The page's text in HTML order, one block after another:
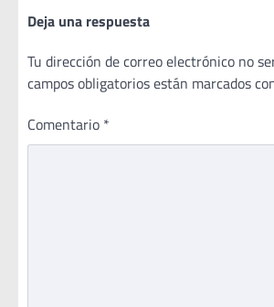
Deja una respuesta
Tu dirección de correo electrónico no
campos obligatorios están marcados
Comentario *